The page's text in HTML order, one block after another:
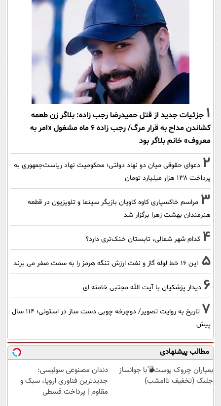
1 جزئیات جدید از قتل حمیدرضا رجب زاده: بلاگر زن طعمه
کشاندن مداح به قرار مرگ/ رجب زاده 6 ماه مشغول «امر به
معروف» خانم بلاگر بود
2 دعوای حقوقی میان دو نهاد دولتی؛ محکومیت نهاد ریاست‌جمهوری به
پرداخت ۱۳۸ هزار میلیارد تومان
3 مراسم خاکسپاری کاوه کاویان بازیگر سینما و تلویزیون در قطعه
هنرمندان بهشت زهرا برگزار شد
4 کدام شهر شمالی، تابستان خنک‌تری دارد؟
5 این 16 خط لوله گاز و نفت ارزش تنگه هرمز را به سمت صفر می برند
6 دیدار پزشکیان با آیت الله مجتبی خامنه ای
7
تاریخ به روایت تصویر/ دوچرخه چوبی دست ساز در استونی؛ 114 سال
پیش
مطالب پیشنهادی
بمباران چروک پوست💣با جوانساز
جلبک (تخفیف تاامشب)
دندان مصنوعی سوئیسی:
جدیدترین فناوری اروپا، سبک و
مقاوم | پرداخت قسطی